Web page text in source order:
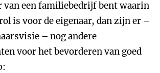
van een familiebedrijf bent waarin
rol is voor de eigenaar, dan zijn er –
– nog andere
voor het bevorderen van goed